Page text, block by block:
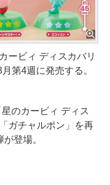
ービィ ディスカバリ
第4週に発売する。
のカービィ ディス
ガチャルポン」を再
登場。